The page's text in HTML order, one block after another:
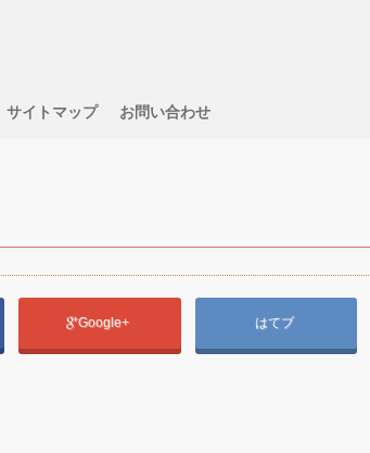
サイトマップ お問い合わせ
Google+ はてブ